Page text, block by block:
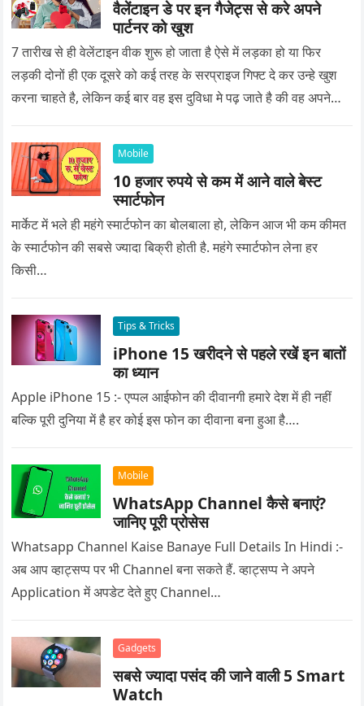
वैलेंटाइन डे पर इन गैजेट्स से करे अपने
पार्टनर को खुश
7 तारीख से ही वेलेंटाइन वीक शुरू हो जाता है ऐसे में लड़का हो या फिर
लड़की दोनों ही एक दूसरे को कई तरह के सरप्राइज गिफ्ट दे कर उन्हे खुश
करना चाहते है, लेकिन कई बार वह इस दुविधा मे पढ़ जाते है की वह अपने
Mobile
10 हजार रुपये से कम में आने वाले बेस्ट
स्मार्टफोन
मार्केट में भले ही महंगे स्मार्टफोन का बोलबाला हो, लेकिन आज भी कम कीमत
के स्मार्टफोन की सबसे ज्यादा बिक्री होती है. महंगे स्मार्टफोन लेना हर
किसी…
Tips & Tricks
iPhone 15 खरीदने से पहले रखें इन बातों
का ध्यान
Apple iPhone 15 :- एप्पल आईफोन की दीवानगी हमारे देश में ही नहीं
बल्कि पूरी दुनिया में है हर कोई इस फोन का दीवाना बना हुआ है….
Mobile
WhatsApp Channel कैसे बनाएं?
जानिए पूरी प्रोसेस
Whatsapp Channel Kaise Banaye Full Details In Hindi :-
अब आप व्हाट्सप्प पर भी Channel बना सकते हैं. व्हाट्सप्प ने अपने
Application में अपडेट देते हुए Channel…
Gadgets
सबसे ज्यादा पसंद की जाने वाली 5 Smart
Watch